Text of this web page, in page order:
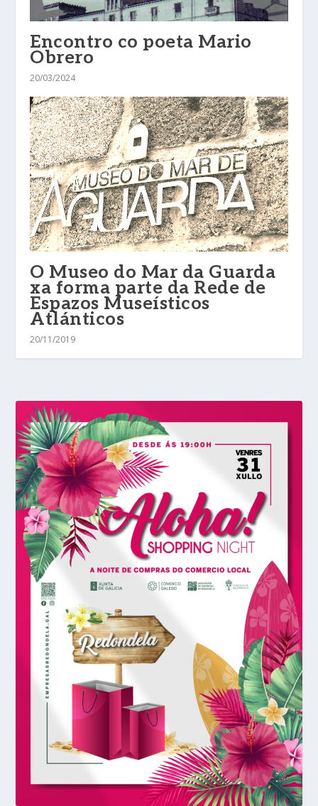
Encontro co poeta Mario
Obrero
20/03/2024
O Museo do Mar da Guarda
xa forma parte da Rede de
Espazos Museísticos
Atlánticos
20/11/2019